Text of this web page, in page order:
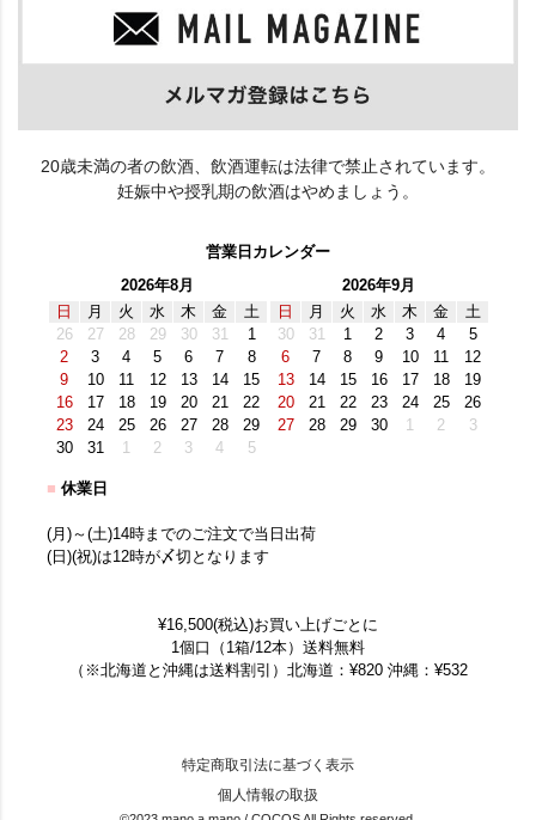
20歳未満の者の飲酒、飲酒運転は法律で禁止されています。
妊娠中や授乳期の飲酒はやめましょう。
営業日カレンダー
2026年8月
日
月 火 水 木 金
土
26
27 28 29 30 31
1
2
3 4 5 6 7
8
9
10 11 12 13 14
15
16
17 18 19 20 21
22
23
24 25 26 27 28
29
30
31 1 2 3 4 5
2026年9月
日
月 火 水 木 金
土
30
31 1 2 3 4
5
6
7 8 9 10 11
12
13
14 15 16 17 18
19
20
21 22 23 24 25
26
27
28 29 30 1 2 3
■ 休業日
(月)～(土)14時までのご注文で当日出荷
(日)(祝)は12時が〆切となります
¥16,500(税込)お買い上げごとに
1個口（1箱/12本）送料無料
（※北海道と沖縄は送料割引）北海道：¥820 沖縄：¥532
特定商取引法に基づく表示
個人情報の取扱